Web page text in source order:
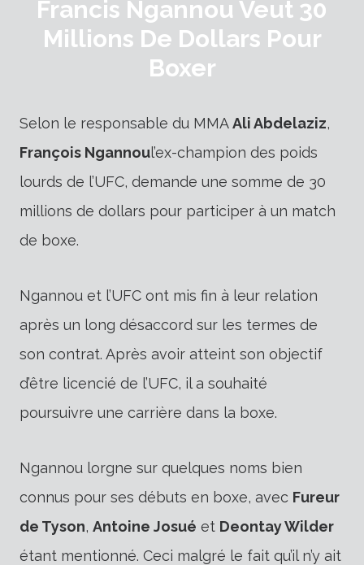
Francis Ngannou Veut 30
Millions De Dollars Pour
Boxer
Selon le responsable du MMAAli Abdelaziz,
François Ngannoul’ex-champion des poids
lourds de l’UFC, demande une somme de 30
millions de dollars pour participer à un match
de boxe.
Ngannou et l’UFC ont mis fin à leur relation
après un long désaccord sur les termes de
son contrat. Après avoir atteint son objectif
d’être licencié de l’UFC, il a souhaité
poursuivre une carrière dans la boxe.
Ngannou lorgne sur quelques noms bien
connus pour ses débuts en boxe, avec Fureur
de Tyson, Antoine Josué et Deontay Wilder
étant mentionné. Ceci malgré le fait qu’il n’y ait